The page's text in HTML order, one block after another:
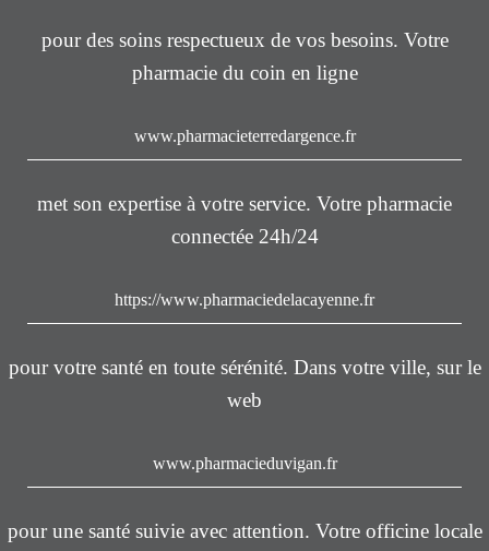
pour des soins respectueux de vos besoins. Votre
pharmacie du coin en ligne
www.pharmacieterredargence.fr
met son expertise à votre service. Votre pharmacie
connectée 24h/24
https://www.pharmaciedelacayenne.fr
pour votre santé en toute sérénité. Dans votre ville, sur le
web
www.pharmacieduvigan.fr
pour une santé suivie avec attention. Votre officine locale